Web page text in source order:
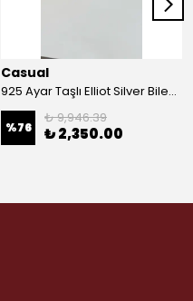
Casual
925 Ayar Taşlı Elliot Silver Bileklik
%76
₺ 9,946.39
₺ 2,350.00